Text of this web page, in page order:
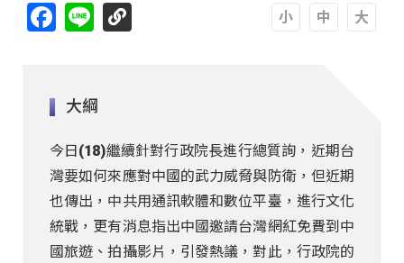
Facebook
Line
大綱
今日(18)繼續針對行政院長進行總質詢，近期台
灣要如何來應對中國的武力威脅與防衛，但近期
也傳出，中共用通訊軟體和數位平臺，進行文化
統戰，更有消息指出中國邀請台灣網紅免費到中
國旅遊、拍攝影片，引發熱議，對此，行政院的